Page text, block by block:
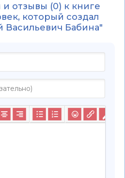
отзывы (0) к книге
который создал
Васильевич Бабина"